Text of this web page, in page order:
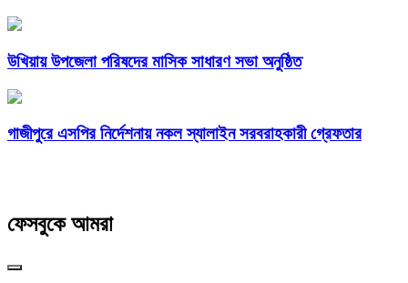
উখিয়ায় উপজেলা পরিষদের মাসিক সাধারণ সভা অনুষ্ঠিত
গাজীপুরে এসপির নির্দেশনায় নকল স্যালাইন সরবরাহকারী গ্রেফতার
ফেসবুকে আমরা